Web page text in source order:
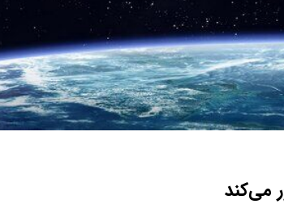
می‌کند